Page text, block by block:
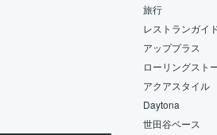
旅行
レストランガイ
アッププラス
ローリングスト
アクアスタイル
Daytona
世田谷ベース